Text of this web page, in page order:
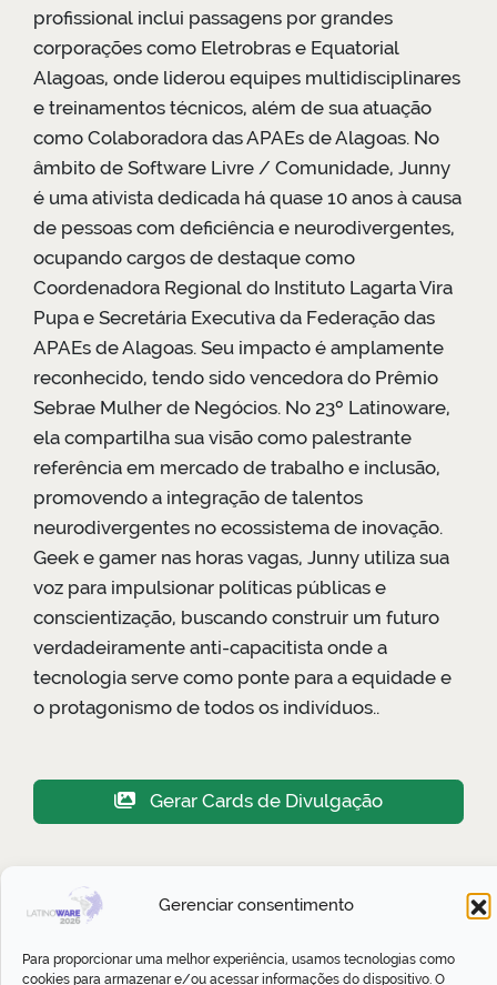
Gerenciar consentimento
Para proporcionar uma melhor experiência, usamos tecnologias como
cookies para armazenar e/ou acessar informações do dispositivo. O
profissional inclui passagens por grandes
corporações como Eletrobras e Equatorial
Alagoas, onde liderou equipes multidisciplinares
e treinamentos técnicos, além de sua atuação
como Colaboradora das APAEs de Alagoas. No
âmbito de Software Livre / Comunidade, Junny
é uma ativista dedicada há quase 10 anos à causa
de pessoas com deficiência e neurodivergentes,
ocupando cargos de destaque como
Coordenadora Regional do Instituto Lagarta Vira
Pupa e Secretária Executiva da Federação das
APAEs de Alagoas. Seu impacto é amplamente
reconhecido, tendo sido vencedora do Prêmio
Sebrae Mulher de Negócios. No 23º Latinoware,
ela compartilha sua visão como palestrante
referência em mercado de trabalho e inclusão,
promovendo a integração de talentos
neurodivergentes no ecossistema de inovação.
Geek e gamer nas horas vagas, Junny utiliza sua
voz para impulsionar políticas públicas e
conscientização, buscando construir um futuro
verdadeiramente anti-capacitista onde a
tecnologia serve como ponte para a equidade e
o protagonismo de todos os indivíduos..
Gerar Cards de Divulgação
Junny Freitas ainda não possui
nenhuma atividade cadastrada